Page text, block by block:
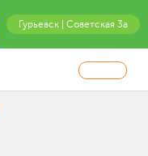
Гурьевск | Советская 3а